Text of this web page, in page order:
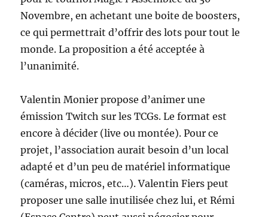
Novembre, en achetant une boite de boosters,
ce qui permettrait d’offrir des lots pour tout le
monde. La proposition a été acceptée à
l’unanimité.
Valentin Monier propose d’animer une
émission Twitch sur les TCGs. Le format est
encore à décider (live ou montée). Pour ce
projet, l’association aurait besoin d’un local
adapté et d’un peu de matériel informatique
(caméras, micros, etc…). Valentin Fiers peut
proposer une salle inutilisée chez lui, et Rémi